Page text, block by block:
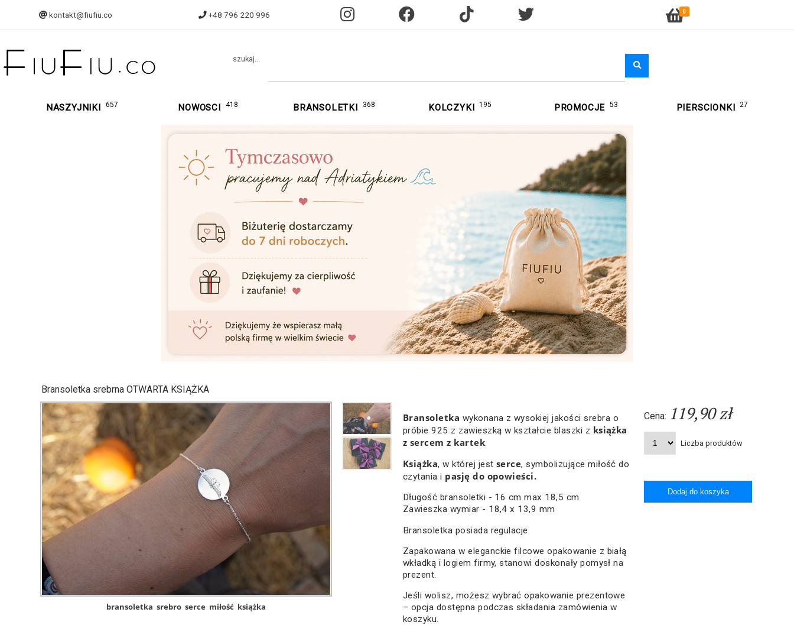
kontakt@fiufiu.co +48 796 220 996 0
szukaj...
NASZYJNIKI 657 NOWOSCI 418 BRANSOLETKI 368 KOLCZYKI 195 PROMOCJE 53 PIERSCIONKI 27
Bransoletka srebrna OTWARTA KSIĄŻKA
bransoletka srebro serce miłość książka
Bransoletka wykonana z wysokiej jakości srebra o
próbie 925 z zawieszką w kształcie blaszki z książka
z sercem z kartek.
Książka, w której jest serce, symbolizujące miłość do
czytania i pasję do opowieści.
Długość bransoletki - 16 cm max 18,5 cm
Zawieszka wymiar - 18,4 x 13,9 mm
Bransoletka posiada regulacje.
Zapakowana w eleganckie filcowe opakowanie z białą
wkładką i logiem firmy, stanowi doskonały pomysł na
prezent.
Jeśli wolisz, możesz wybrać opakowanie prezentowe
– opcja dostępna podczas składania zamówienia w
koszyku.
Cena: 119,90 zł
Liczba produktów